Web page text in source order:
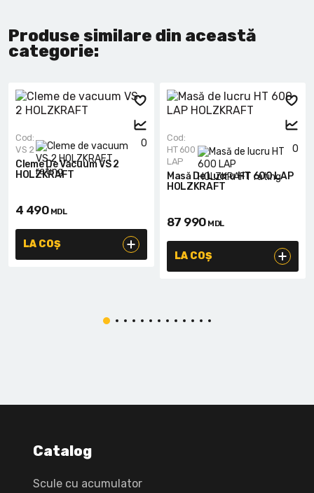
Produse similare din această
categorie:
0
Cod:
VS 2
Cleme De Vacuum VS 2
HOLZKRAFT
4 490 MDL
LA COȘ
0
Cod:
HT 600
LAP
Masă De Lucru HT 600 LAP
HOLZKRAFT
87 990 MDL
LA COȘ
Catalog
Scule cu acumulator